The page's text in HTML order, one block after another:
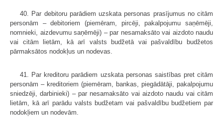
40. Par debitoru parādiem uzskata personas prasījumus no citām
personām – debitoriem (piemēram, pircēji, pakalpojumu saņēmēji,
nomnieki, aizdevumu saņēmēji) – par nesamaksāto vai aizdoto naudu
vai citām lietām, kā arī valsts budžetā vai pašvaldību budžetos
pārmaksātos nodokļus un nodevas.
41. Par kreditoru parādiem uzskata personas saistības pret citām
personām – kreditoriem (piemēram, bankas, piegādātāji, pakalpojumu
sniedzēji, darbinieki) – par nesamaksāto vai aizdoto naudu vai citām
lietām, kā arī parādu valsts budžetam vai pašvaldību budžetiem par
nodokļiem un nodevām.